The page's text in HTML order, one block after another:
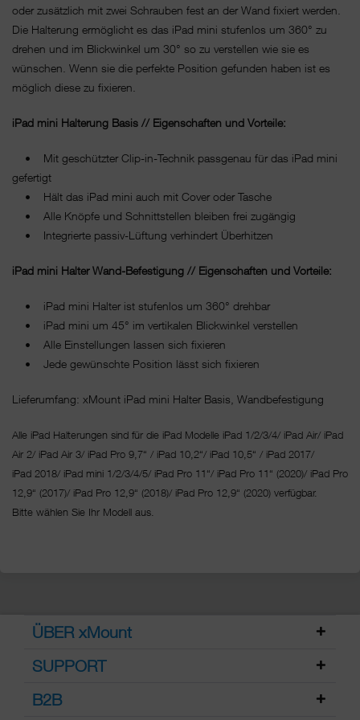
oder zusätzlich mit zwei Schrauben fest an der Wand fixiert werden.
Die Halterung ermöglicht es das iPad mini stufenlos um 360° zu
drehen und im Blickwinkel um 30° so zu verstellen wie sie es
wünschen. Wenn sie die perfekte Position gefunden haben ist es
möglich diese zu fixieren.
iPad mini Halterung Basis // Eigenschaften und Vorteile:
• Mit geschützter Clip-in-Technik passgenau für das iPad mini
gefertigt
• Hält das iPad mini auch mit Cover oder Tasche
• Alle Knöpfe und Schnittstellen bleiben frei zugängig
• Integrierte passiv-Lüftung verhindert Überhitzen
iPad mini Halter Wand-Befestigung // Eigenschaften und Vorteile:
• iPad mini Halter ist stufenlos um 360° drehbar
• iPad mini um 45° im vertikalen Blickwinkel verstellen
• Alle Einstellungen lassen sich fixieren
• Jede gewünschte Position lässt sich fixieren
Lieferumfang: xMount iPad mini Halter Basis, Wandbefestigung
Alle iPad Halterungen sind für die iPad Modelle iPad 1/2/3/4/ iPad Air/ iPad
Air 2/ iPad Air 3/ iPad Pro 9,7“ / iPad 10,2“/ iPad 10,5“ / iPad 2017/
iPad 2018/ iPad mini 1/2/3/4/5/ iPad Pro 11“/ iPad Pro 11“ (2020)/ iPad Pro
12,9“ (2017)/ iPad Pro 12,9“ (2018)/ iPad Pro 12,9“ (2020) verfügbar.
Bitte wählen Sie Ihr Modell aus.
ÜBER xMount
SUPPORT
B2B